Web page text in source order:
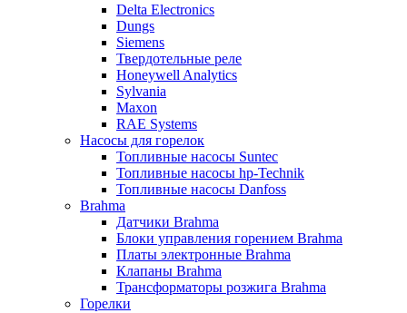
Delta Electronics
Dungs
Siemens
Твердотельные реле
Honeywell Analytics
Sylvania
Maxon
RAE Systems
Насосы для горелок
Топливные насосы Suntec
Топливные насосы hp-Technik
Топливные насосы Danfoss
Brahma
Датчики Brahma
Блоки управления горением Brahma
Платы электронные Brahma
Клапаны Brahma
Трансформаторы розжига Brahma
Горелки